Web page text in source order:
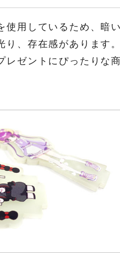
使用しているため、暗
り、存在感があります
レゼントにぴったりな